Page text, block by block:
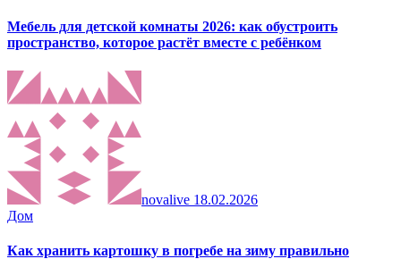
Мебель для детской комнаты 2026: как обустроить
пространство, которое растёт вместе с ребёнком
novalive 18.02.2026
Дом
Как хранить картошку в погребе на зиму правильно